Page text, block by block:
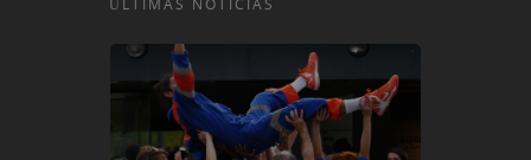
ÚLTIMAS NOTICIAS